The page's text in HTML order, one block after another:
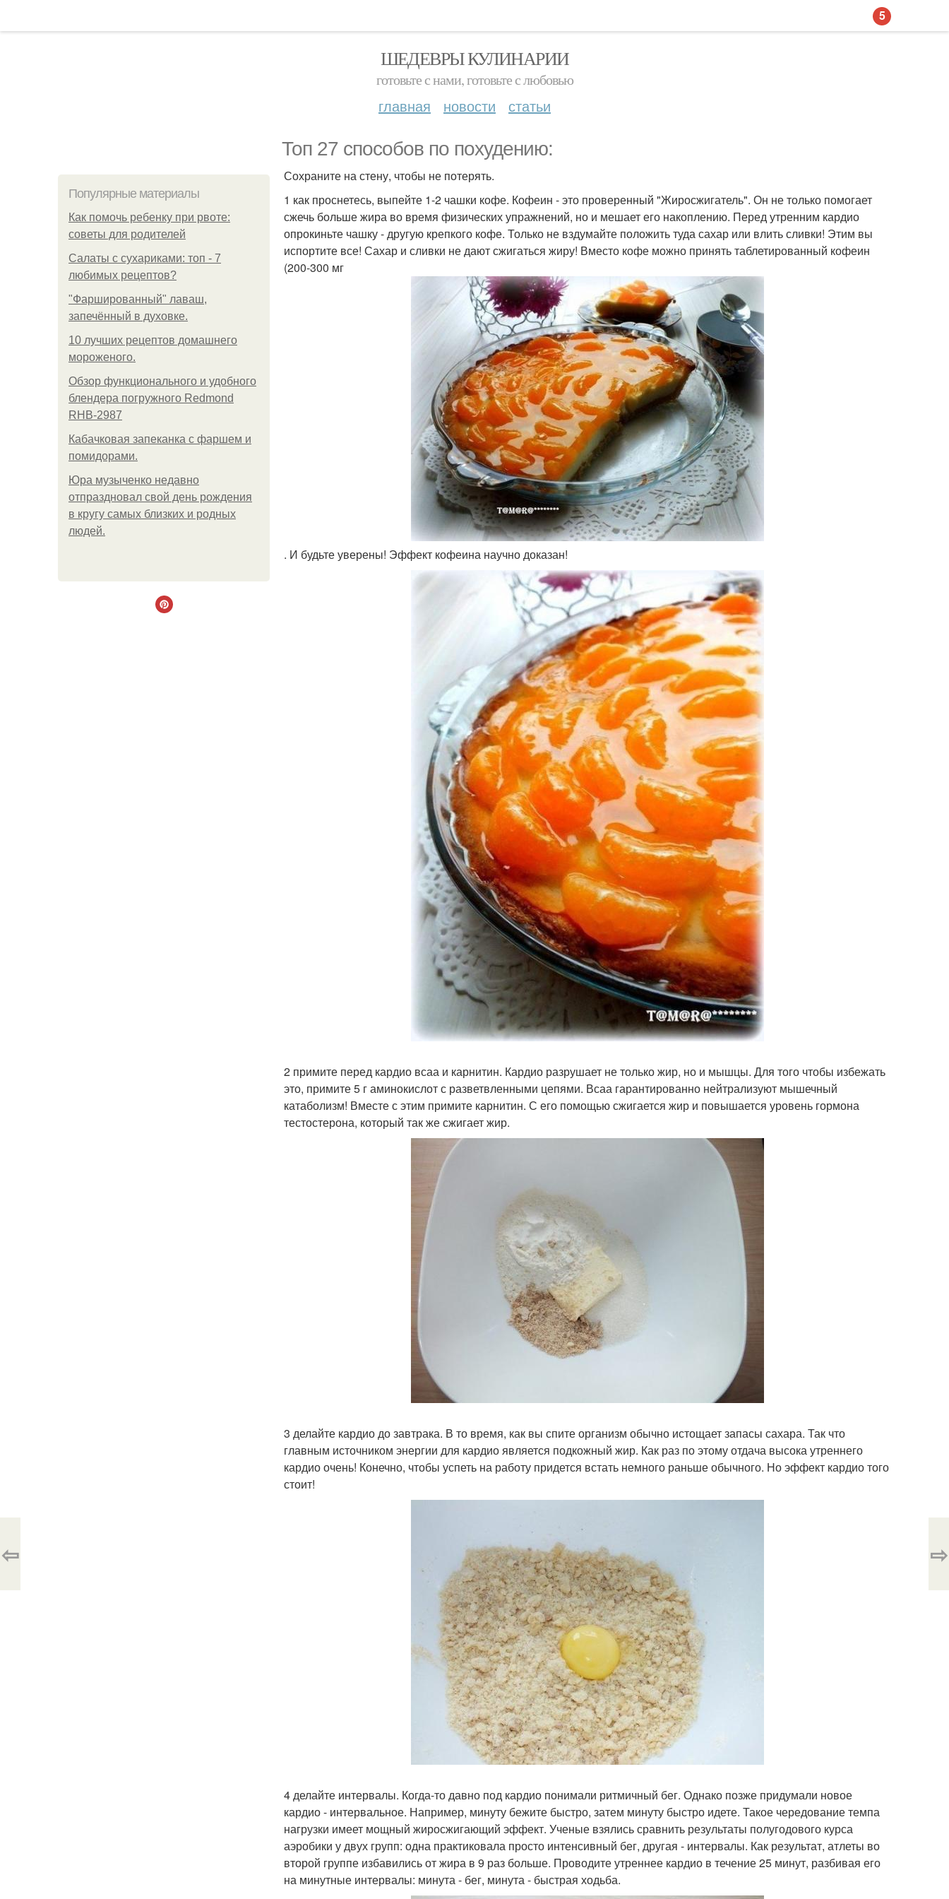
ШЕДЕВРЫ КУЛИНАРИИ
готовьте с нами, готовьте с любовью
главная новости статьи
Топ 27 способов по похудению:
Популярные материалы
Как помочь ребенку при рвоте:
советы для родителей
Салаты с сухариками: топ - 7
любимых рецептов?
"Фаршированный" лаваш,
запечённый в духовке.
10 лучших рецептов домашнего
мороженого.
Обзор функционального и удобного
блендера погружного Redmond
RHB-2987
Кабачковая запеканка с фаршем и
помидорами.
Юра музыченко недавно
отпраздновал свой день рождения
в кругу самых близких и родных
людей.
Сохраните на стену, чтобы не потерять.
1 как проснетесь, выпейте 1-2 чашки кофе. Кофеин - это проверенный "Жиросжигатель". Он не только помогает
сжечь больше жира во время физических упражнений, но и мешает его накоплению. Перед утренним кардио
опрокиньте чашку - другую крепкого кофе. Только не вздумайте положить туда сахар или влить сливки! Этим вы
испортите все! Сахар и сливки не дают сжигаться жиру! Вместо кофе можно принять таблетированный кофеин
(200-300 мг
. И будьте уверены! Эффект кофеина научно доказан!
2 примите перед кардио всаа и карнитин. Кардио разрушает не только жир, но и мышцы. Для того чтобы избежать
это, примите 5 г аминокислот с разветвленными цепями. Всаа гарантированно нейтрализуют мышечный
катаболизм! Вместе с этим примите карнитин. С его помощью сжигается жир и повышается уровень гормона
тестостерона, который так же сжигает жир.
3 делайте кардио до завтрака. В то время, как вы спите организм обычно истощает запасы сахара. Так что
главным источником энергии для кардио является подкожный жир. Как раз по этому отдача высока утреннего
кардио очень! Конечно, чтобы успеть на работу придется встать немного раньше обычного. Но эффект кардио того
стоит!
4 делайте интервалы. Когда-то давно под кардио понимали ритмичный бег. Однако позже придумали новое
кардио - интервальное. Например, минуту бежите быстро, затем минуту быстро идете. Такое чередование темпа
нагрузки имеет мощный жиросжигающий эффект. Ученые взялись сравнить результаты полугодового курса
аэробики у двух групп: одна практиковала просто интенсивный бег, другая - интервалы. Как результат, атлеты во
второй группе избавились от жира в 9 раз больше. Проводите утреннее кардио в течение 25 минут, разбивая его
на минутные интервалы: минута - бег, минута - быстрая ходьба.
⇦ ⇨
5